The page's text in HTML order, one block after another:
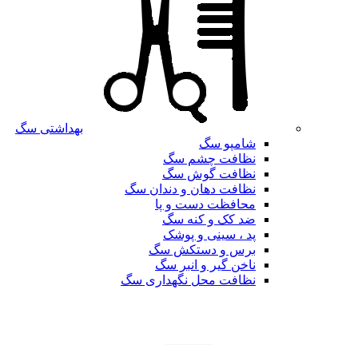
بهداشتی سگ
شامپو سگ
نظافت چشم سگ
نظافت گوش سگ
نظافت دهان و دندان سگ
محافظت دست و پا
ضد کک و کنه سگ
پد ، سینی و پوشک
برس و دستکش سگ
ناخن گیر و انبر سگ
نظافت محل نگهداری سگ